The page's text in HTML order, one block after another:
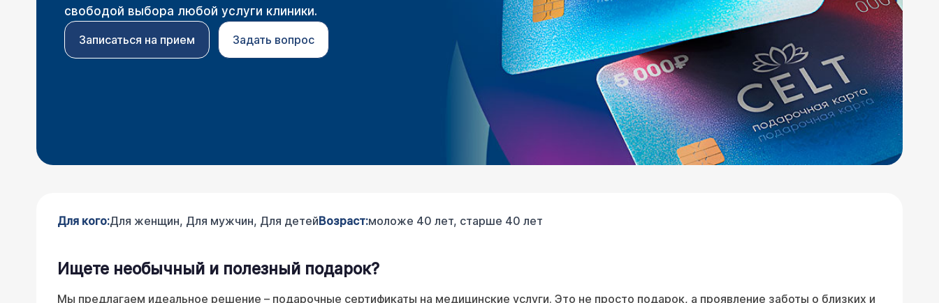
свободой выбора любой услуги клиники.
Записаться на прием Задать вопрос
Для кого:Для женщин, Для мужчин, Для детейВозраст:моложе 40 лет, старше 40 лет
Ищете необычный и полезный подарок?
Мы предлагаем идеальное решение – подарочные сертификаты на медицинские услуги. Это не просто подарок, а проявление заботы о близких и